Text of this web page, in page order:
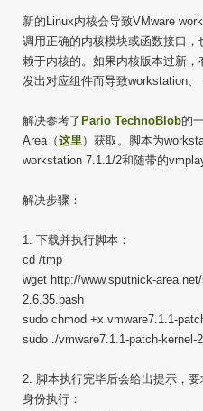
新的Linux内核会导致VMware
调用正确的内核模块或函数接口
赖于内核的。如果内核版本过新
发出对应组件而导致workstation、
解决参考了 Pario TechnoBlob的
Area（这里）获取。脚本为
workstation 7.1.1/2和随带的
解决步骤：
1. 下载并执行脚本：
cd /tmp
wget http://www.sputnick-
2.6.35.bash
sudo chmod +x vmware7.1.1-
sudo ./vmware7.1.1-patch-kernel-
2. 脚本执行完毕后会给出提示，
身份执行：